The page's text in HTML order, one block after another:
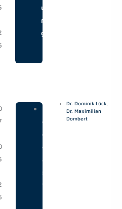
u
n
g
o
d
c
a
s
t
Dr. Dominik Lück,
Dr. Maximilian
Dombert